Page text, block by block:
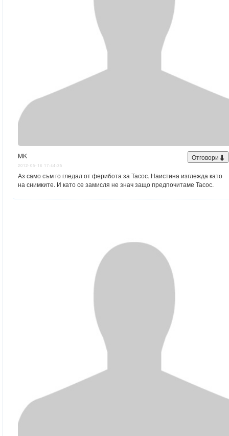
MK
2012-05-16 17:44:35
Аз само съм го гледал от ферибота за Тасос. Наистина изглежда като
на снимките. И като се замисля не знач защо предпочитаме Тасос.
Отговори